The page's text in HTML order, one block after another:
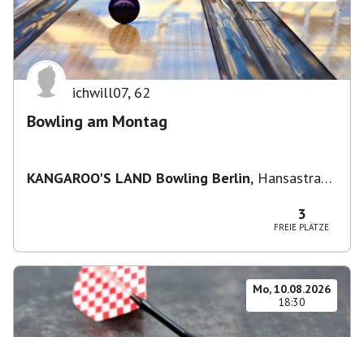
ichwill07, 62
Bowling am Montag
KANGAROO'S LAND Bowling Berlin, Hansastraße
3
FREIE PLÄTZE
Mo, 10.08.2026
18:30